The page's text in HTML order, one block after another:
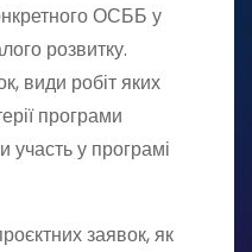
ОСББ у
розвитку.
види робіт яких
програми
участь у програмі
заявок, як